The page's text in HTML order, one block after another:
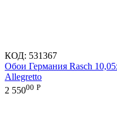
КОД: 531367
Обои Германия Rasch
Allegretto
2 55000 Р